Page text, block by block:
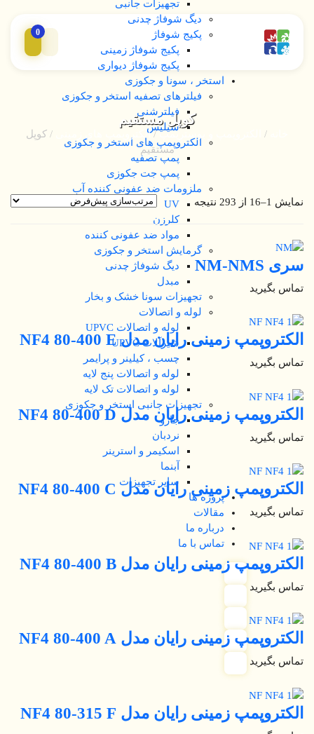
تجهیزات جانبی
دیگ شوفاژ چدنی
پکیج شوفاژ
پکیج شوفاژ زمینی
پکیج شوفاژ دیواری
استخر ، سونا و جکوزی
فیلترهای تصفیه استخر و جکوزی
فیلترشنی
سیلیس
الکتروپمپ های استخر و جکوزی
پمپ تصفیه
پمپ جت جکوزی
ملزومات ضد عفونی کننده آب
UV
کلرزن
مواد ضد عفونی کننده
گرمایش استخر و جکوزی
دیگ شوفاژ چدنی
مبدل
تجهیزات سونا خشک و بخار
لوله و اتصالات
لوله و اتصالات UPVC
شیرآلات UPVC
چسب ، کیلینر و پرایمر
لوله و اتصالات پنج لایه
لوله و اتصالات تک لایه
تجهیزات جانبی استخر و جکوزی
جارو
نردبان
اسکیمر و استرینر
آبنما
سایر تجهیزات
پروژه ها
مقالات
درباره ما
تماس با ما
0
کوپل مستقیم
/ الکتروپمپ و بوسترپمپ/الکتروپمپ های زمینی
/ کوپل
مستقیم
نمایش 1–16 از 293 نتیجه
سری NM-NMS
تماس بگیرید
الکتروپمپ زمینی رایان مدل NF4 80-400 E
تماس بگیرید
الکتروپمپ زمینی رایان مدل NF4 80-400 D
تماس بگیرید
الکتروپمپ زمینی رایان مدل NF4 80-400 C
تماس بگیرید
الکتروپمپ زمینی رایان مدل NF4 80-400 B
تماس بگیرید
الکتروپمپ زمینی رایان مدل NF4 80-400 A
تماس بگیرید
الکتروپمپ زمینی رایان مدل NF4 80-315 F